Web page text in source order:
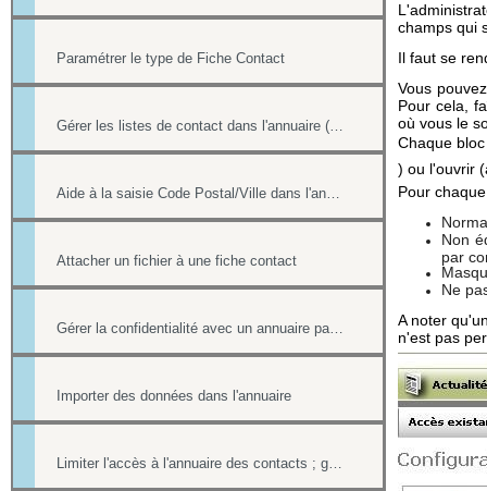
Paramétrer le type de Fiche Contact
Gérer les listes de contact dans l'annuaire (multi-sélection par une case à cocher)
Aide à la saisie Code Postal/Ville dans l'annuaire des contacts
Attacher un fichier à une fiche contact
Gérer la confidentialité avec un annuaire partagé
Importer des données dans l'annuaire
Limiter l'accès à l'annuaire des contacts ; gérer les listes de contacts
champs qui
Il faut se
Vous
Pour cela,
où vous le
Chaque
) ou l'ouvrir
Pour
Non
par
Ne
A noter
n'est pas